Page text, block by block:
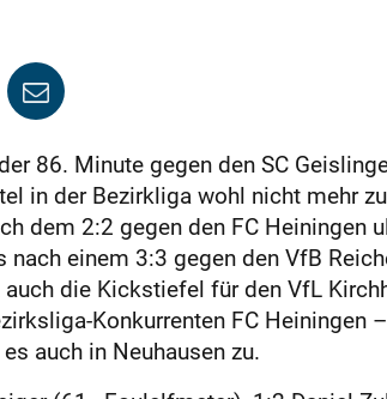
86. Minute gegen den SC
in der Bezirkliga wohl nicht mehr
dem 2:2 gegen den FC Heiningen
einem 3:3 gegen den VfB
die Kickstiefel für den VfL
Konkurrenten FC Heiningen
auch in Neuhausen zu.